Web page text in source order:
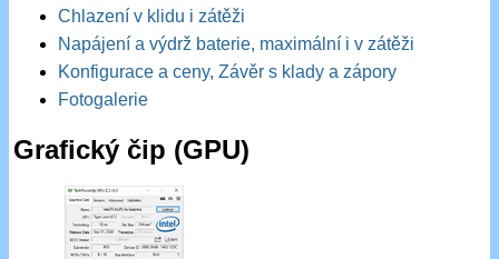
Chlazení v klidu i zátěži
Napájení a výdrž baterie, maximální i v zátěži
Konfigurace a ceny, Závěr s klady a zápory
Fotogalerie
Grafický čip (GPU)